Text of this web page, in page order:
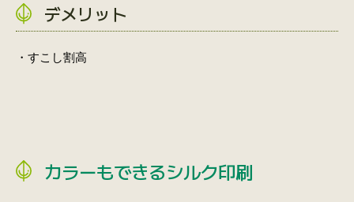
デメリット
・すこし割高
カラーもできるシルク印刷